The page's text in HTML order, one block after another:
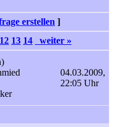
erstellen ]
12 13 14 weiter »
04.03.2009,
22:05 Uhr